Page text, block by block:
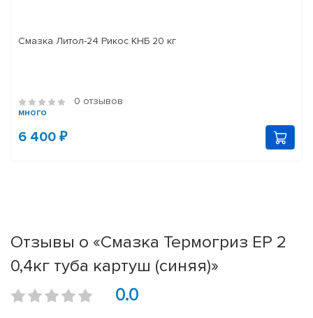
Смазка Литол-24 Рикос КНБ 20 кг
0 отзывов
много
6 400 ₽
Отзывы о «Смазка Термогриз ЕР 2
0,4кг туба картуш (синяя)»
0.0